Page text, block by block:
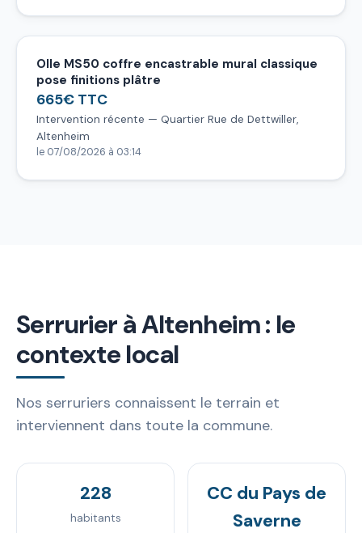
Olle MS50 coffre encastrable mural classique
pose finitions plâtre
665€ TTC
Intervention récente — Quartier Rue de Dettwiller,
Altenheim
le 07/08/2026 à 03:14
Serrurier à Altenheim : le
contexte local
Nos serruriers connaissent le terrain et
interviennent dans toute la commune.
228
habitants
CC du Pays de
Saverne